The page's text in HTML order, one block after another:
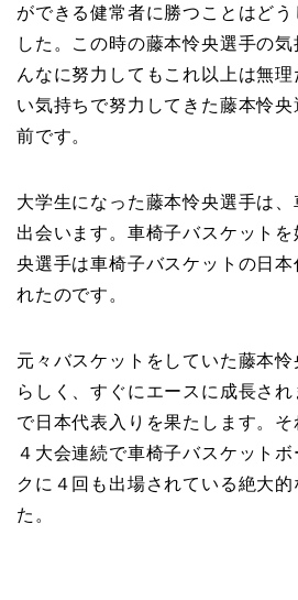
ができる健常者に勝つことはど
した。この時の藤本怜央選手の
んなに努力してもこれ以上は無
い気持ちで努力してきた藤本怜
前です。
大学生になった藤本怜央選手は
出会います。車椅子バスケット
央選手は車椅子バスケットの日
れたのです。
元々バスケットをしていた藤本
らしく、すぐにエースに成長さ
で日本代表入りを果たします。
４大会連続で車椅子バスケット
クに４回も出場されている絶大
た。